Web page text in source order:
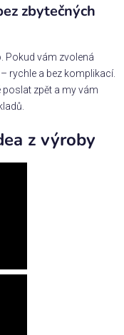
zbytečných
Pokud vám zvolená
rychle a bez komplikací.
zpět a my vám
z výroby